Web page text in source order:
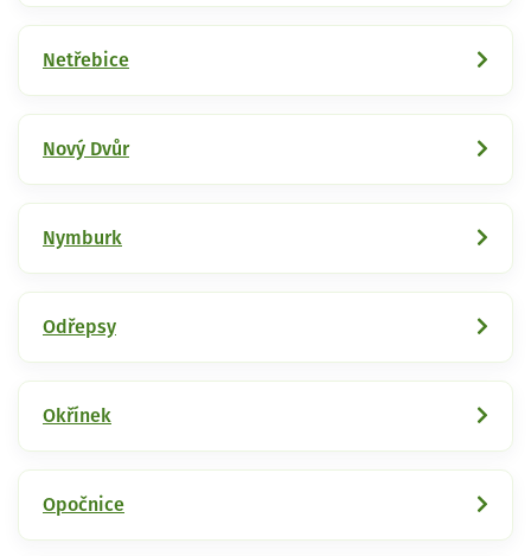
Netřebice
Nový Dvůr
Nymburk
Odřepsy
Okřínek
Opočnice